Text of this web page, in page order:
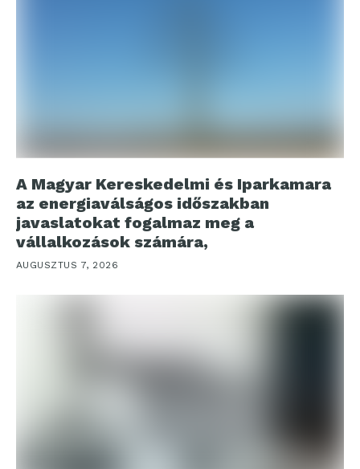
A Magyar Kereskedelmi és Iparkamara
az energiaválságos időszakban
javaslatokat fogalmaz meg a
vállalkozások számára,
AUGUSZTUS 7, 2026